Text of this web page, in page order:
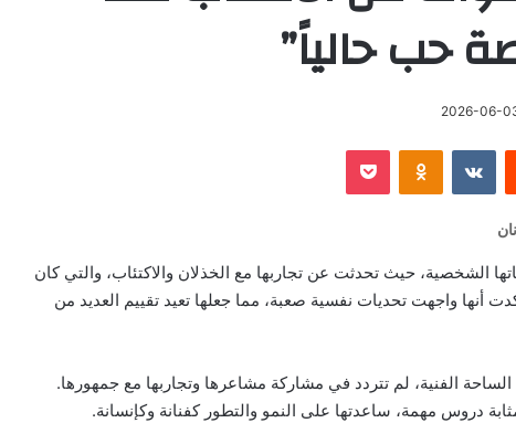
2026-06-
Odnoklassniki
‫Pocket
حيث تحدثت عن تجاربها مع الخذلان والاكتئاب، والتي كان
أنها واجهت تحديات نفسية صعبة، مما جعلها تعيد تقييم العديد من
الفنية، لم تتردد في مشاركة مشاعرها وتجاربها مع جمهورها.
دروس مهمة، ساعدتها على النمو والتطور كفنانة وكإنسانة.